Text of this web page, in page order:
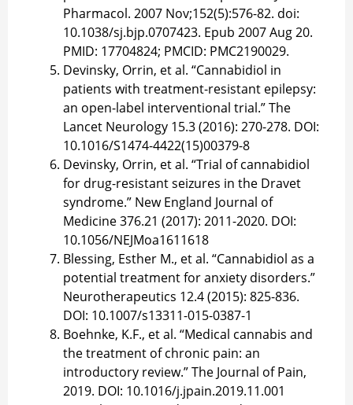
Pharmacol. 2007 Nov;152(5):576-82. doi:
10.1038/sj.bjp.0707423. Epub 2007 Aug 20.
PMID: 17704824; PMCID: PMC2190029.
Devinsky, Orrin, et al. “Cannabidiol in
patients with treatment-resistant epilepsy:
an open-label interventional trial.” The
Lancet Neurology 15.3 (2016): 270-278. DOI:
10.1016/S1474-4422(15)00379-8
Devinsky, Orrin, et al. “Trial of cannabidiol
for drug-resistant seizures in the Dravet
syndrome.” New England Journal of
Medicine 376.21 (2017): 2011-2020. DOI:
10.1056/NEJMoa1611618
Blessing, Esther M., et al. “Cannabidiol as a
potential treatment for anxiety disorders.”
Neurotherapeutics 12.4 (2015): 825-836.
DOI: 10.1007/s13311-015-0387-1
Boehnke, K.F., et al. “Medical cannabis and
the treatment of chronic pain: an
introductory review.” The Journal of Pain,
2019. DOI: 10.1016/j.jpain.2019.11.001